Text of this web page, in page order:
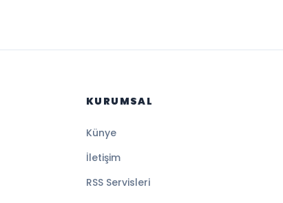
KURUMSAL
Künye
İletişim
RSS Servisleri